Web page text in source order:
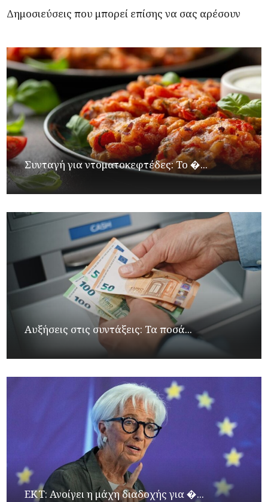
Δημοσιεύσεις που μπορεί επίσης να σας αρέσουν
Συνταγή για ντοματοκεφτέδες: Το �...
Αυξήσεις στις συντάξεις: Τα ποσά...
ΕΚΤ: Ανοίγει η μάχη διαδοχής για �...